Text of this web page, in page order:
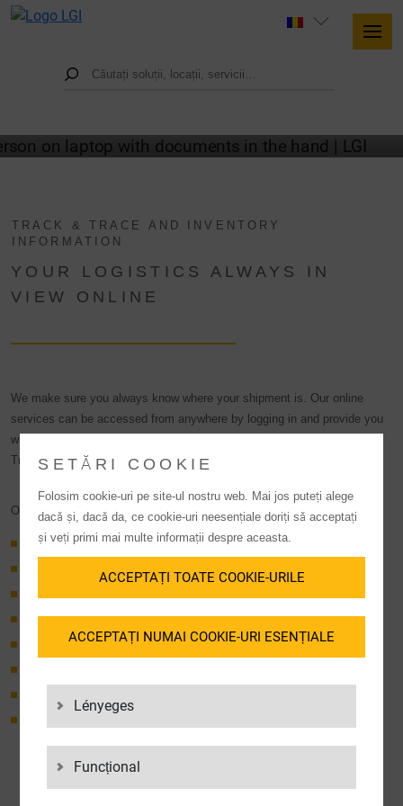
TRACK & TRACE AND INVENTORY
INFORMATION
YOUR LOGISTICS ALWAYS IN
VIEW ONLINE
We make sure you always know where your shipment is. Our online
services can be accessed from anywhere by logging in and provide you
with all relevant information in real time – from shipment tracking via
Track & Trace to inventory information.
OUR ONLINE SERVICES AT A GLANCE:
Track & Trace Outbound(order tracking)
Area freight forwarding Daimler Portal
SCOTT(Supply Chain Online Track & Trace)
Inbound(GR data)
LCH Capture Status
SETĂRI COOKIE
Folosim cookie-uri pe site-ul nostru web. Mai jos puteți alege
dacă și, dacă da, ce cookie-uri neesențiale doriți să acceptați
și veți primi mai multe informații despre aceasta.
ACCEPTAȚI TOATE COOKIE-URILE
ACCEPTAȚI NUMAI COOKIE-URI ESENȚIALE
Lényeges
Funcțional